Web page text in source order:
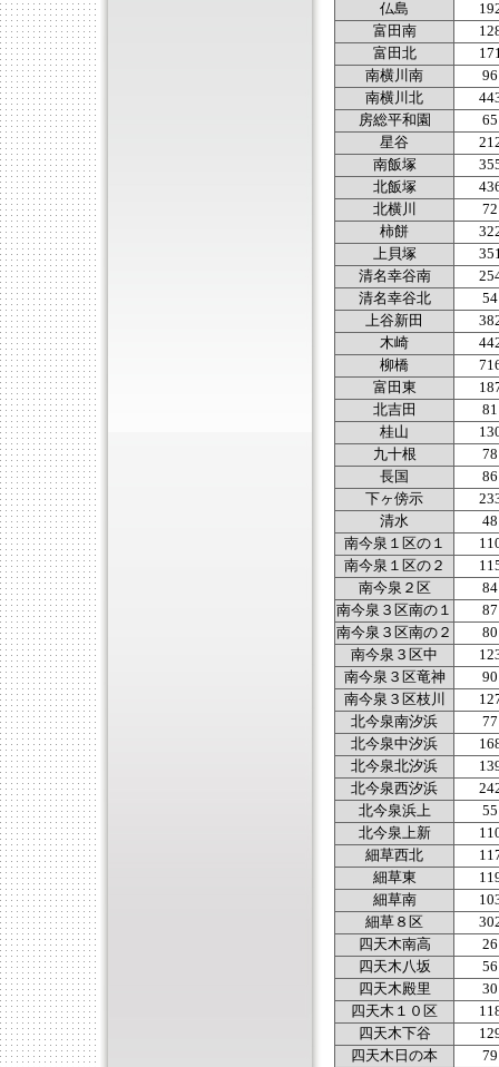
仏島
富田南
富田北
南横川南
96
南横川北
房総平和園
65
星谷
南飯塚
北飯塚
北横川
72
柿餅
上貝塚
清名幸谷南
清名幸谷北
54
上谷新田
木崎
柳橋
富田東
北吉田
81
桂山
九十根
78
長国
86
下ヶ傍示
清水
48
南今泉１区の１
南今泉１区の２
南今泉２区
84
南今泉３区南の１
87
南今泉３区南の２
80
南今泉３区中
南今泉３区竜神
90
南今泉３区枝川
北今泉南汐浜
77
北今泉中汐浜
北今泉北汐浜
北今泉西汐浜
北今泉浜上
55
北今泉上新
細草西北
細草東
細草南
細草８区
四天木南高
26
四天木八坂
56
四天木殿里
30
四天木１０区
四天木下谷
四天木日の本
79